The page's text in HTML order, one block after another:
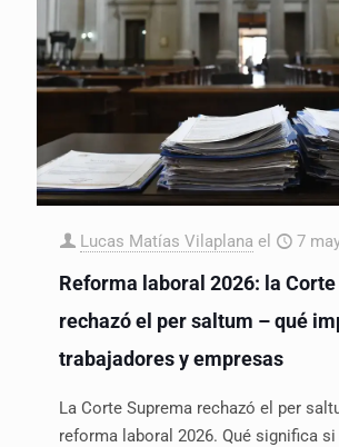
Lucas Matías Vilaplana el 7
Reforma laboral 2026: la
rechazó el per saltum – qué
trabajadores y empresas
La Corte Suprema rechazó el per
reforma laboral 2026. Qué significa